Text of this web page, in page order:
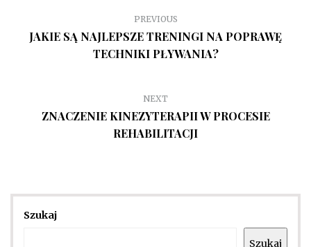
PREVIOUS
JAKIE SĄ NAJLEPSZE TRENINGI NA POPRAWĘ
TECHNIKI PŁYWANIA?
NEXT
ZNACZENIE KINEZYTERAPII W PROCESIE
REHABILITACJI
Szukaj
Szukaj